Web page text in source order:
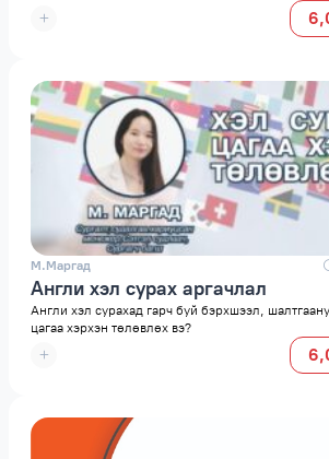
М.Маргад
Англи хэл сурах аргачлал
Англи хэл сурахад гарч буй бэрхшээл,
цагаа хэрхэн төлөвлөх вэ?